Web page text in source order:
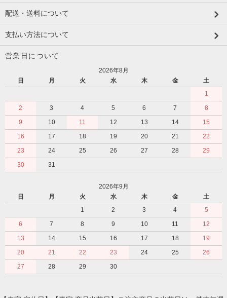
配送・送料について
支払い方法について
営業日について
2026年8月
日
月 火 水 木 金
土
1
2
3 4 5 6 7
8
9
10 11 12 13 14
15
16
17 18 19 20 21
22
23
24 25 26 27 28
29
30
31
2026年9月
日
月 火 水 木 金
土
1
2 3 4
5
6
7 8 9 10 11
12
13
14 15 16 17 18
19
20
21 22 23 24 25
26
27
28 29 30